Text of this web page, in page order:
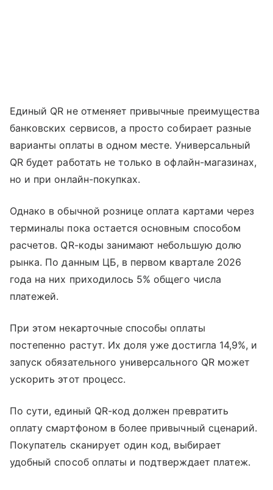
Единый QR не отменяет привычные преимущества
банковских сервисов, а просто собирает разные
варианты оплаты в одном месте. Универсальный
QR будет работать не только в офлайн-магазинах,
но и при онлайн-покупках.
Однако в обычной рознице оплата картами через
терминалы пока остается основным способом
расчетов. QR-коды занимают небольшую долю
рынка. По данным ЦБ, в первом квартале 2026
года на них приходилось 5% общего числа
платежей.
При этом некарточные способы оплаты
постепенно растут. Их доля уже достигла 14,9%, и
запуск обязательного универсального QR может
ускорить этот процесс.
По сути, единый QR-код должен превратить
оплату смартфоном в более привычный сценарий.
Покупатель сканирует один код, выбирает
удобный способ оплаты и подтверждает платеж.